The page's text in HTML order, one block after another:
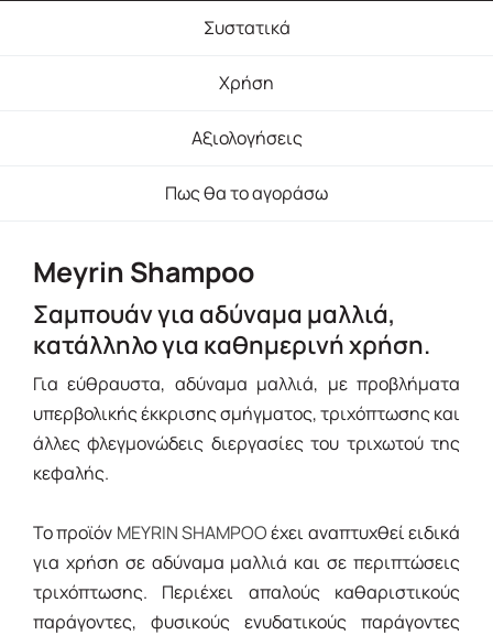
Συστατικά
Χρήση
Αξιολογήσεις
Πως θα το αγοράσω
Meyrin Shampoo
Σαμπουάν για αδύναμα μαλλιά,
κατάλληλο για καθημερινή χρήση.
Για εύθραυστα, αδύναμα μαλλιά, με προβλήματα
υπερβολικής έκκρισης σμήγματος, τριχόπτωσης και
άλλες φλεγμονώδεις διεργασίες του τριχωτού της
κεφαλής.
Το προϊόν MEYRIN SHAMPOOέχει αναπτυχθεί ειδικά
για χρήση σε αδύναμα μαλλιά και σε περιπτώσεις
τριχόπτωσης. Περιέχει απαλούς καθαριστικούς
παράγοντες, φυσικούς ενυδατικούς παράγοντες